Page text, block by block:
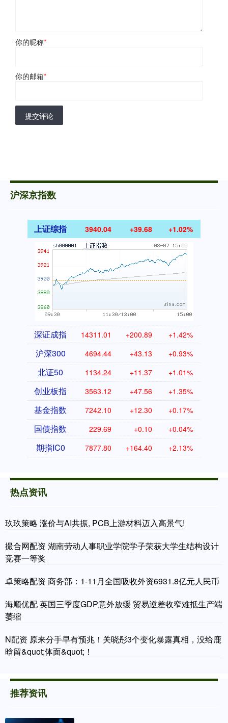
你的昵称*
你的邮箱*
提交评论
沪深京指数
上证综指 3940.04 +39.68 +1.02%
深证成指 14311.01 +200.89 +1.42%
沪深300 4694.44 +43.13 +0.93%
北证50 1134.24 +11.37 +1.01%
创业板指 3563.12 +47.56 +1.35%
基金指数 7242.10 +12.30 +0.17%
国债指数 229.69 +0.10 +0.04%
期指IC0 7877.80 +164.40 +2.13%
热点资讯
玖玖策略 涨价与AI共振, PCB上游材料迈入高景气!
撮合网配资 湖南劳动人事职业学院学子荣获大学生结构设计
竞赛一等奖
卓策略配资 商务部：1-11月全国吸收外资6931.8亿元人民币
海顺优配 英国三季度GDP意外放缓 贸易逆差收窄难抵生产端
萎缩
N配资 原来分手早有预兆！关晓彤3个变化暴露真相，没给鹿
晗留&quot;体面&quot;！
推荐资讯